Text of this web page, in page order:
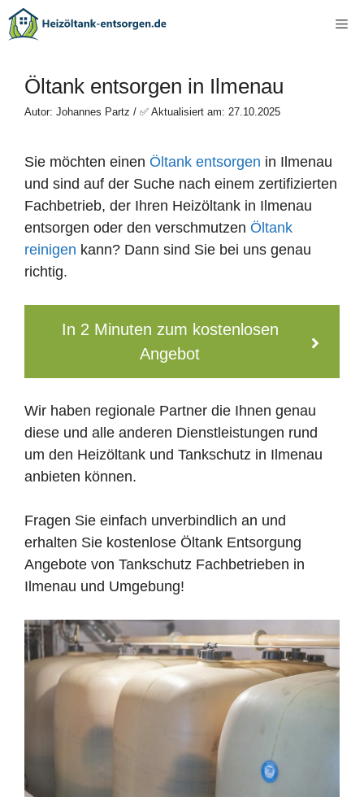
Zum
Inhalt
Öltank entsorgen in Ilmenau
Autor: Johannes Partz / ✅ Aktualisiert am: 27.10.2025
Sie möchten einen Öltank entsorgen in Ilmenau
und sind auf der Suche nach einem zertifizierten
Fachbetrieb, der Ihren Heizöltank in Ilmenau
entsorgen oder den verschmutzen Öltank
reinigen kann? Dann sind Sie bei uns genau
richtig.
In 2 Minuten zum kostenlosen
Angebot
Wir haben regionale Partner die Ihnen genau
diese und alle anderen Dienstleistungen rund
um den Heizöltank und Tankschutz in Ilmenau
anbieten können.
Fragen Sie einfach unverbindlich an und
erhalten Sie kostenlose Öltank Entsorgung
Angebote von Tankschutz Fachbetrieben in
Ilmenau und Umgebung!